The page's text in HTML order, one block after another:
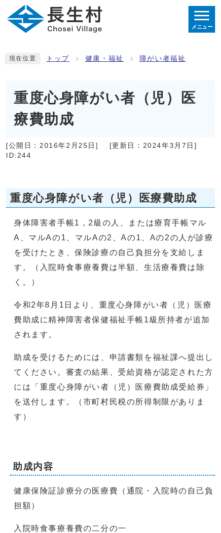
メニュー
現在位置 トップ 健康・福祉 障がい者福祉
重度心身障がい者（児）医
療費助成
[公開日： 2016年2月25日 ] [更新日： 2024年3月7日]
ID:244
重度心身障がい者（児）医療費助成
身体障害者手帳1，2級の人、または療育手帳マル
A、マルAの1、マルAの2、Aの1、Aの2の人が診療
を受けたとき、保険診療の自己負担分を支給しま
す。（入院時食事療養費は半額、生活療養費は除
く。）
令和2年8月1日より、重度心身障がい者（児）医療
費助成に精神障害者保健福祉手帳1級所持者が追加
されます。
助成を受けるためには、申請書類を福祉課へ提出し
てください。審査の結果、受給資格が認定された方
には「重度心身障がい者（児）医療費助成受給券」
を送付します。（市町村民税の所得制限がありま
す）
助成内容
健康保険証診療分の医療費（通院・入院時の自己負
担額）
入院時食事療養費の二分の一